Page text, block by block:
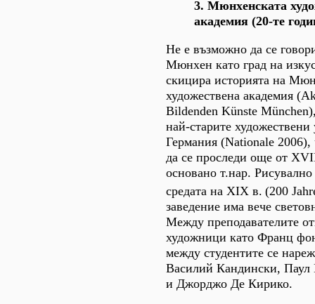
3. Мюнхенската
академия (20-те
Не е възможно да се
Мюнхен като град на
скицира историята на
художествена академия
Bildenden Künste
най-старите
Германия (Nationale
да се проследи още от
основано т.нар.
средата на XIX в. (200
заведение има вече
Между преподавателите
художници като Франц
между студентите се
Василий Кандински,
и Джорджо Де Кирико.